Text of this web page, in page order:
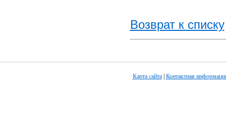
Возврат к списку
Карта сайта| Контактная